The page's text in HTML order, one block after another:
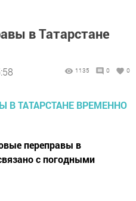
в Татарстане
1135 0 0
переправы в
с погодными